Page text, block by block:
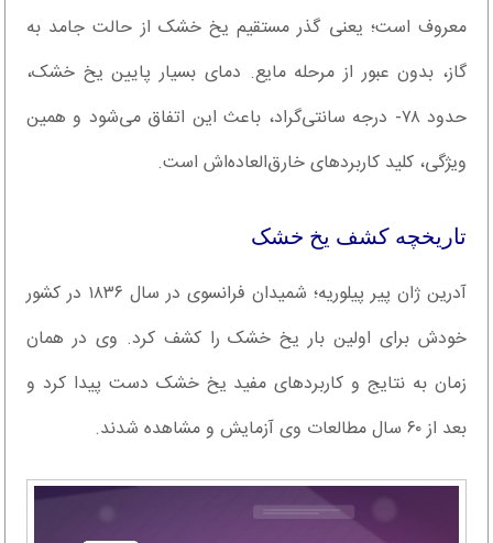
معروف است؛ یعنی گذر مستقیم یخ خشک از حالت جامد به
گاز، بدون عبور از مرحله مایع. دمای بسیار پایین یخ خشک،
حدود ۷۸- درجه سانتی‌گراد، باعث این اتفاق می‌شود و همین
ویژگی،‌ کلید کاربردهای خارق‌العاده‌اش است.
تاریخچه کشف یخ خشک
آدرین ژان پیر پیلوریه؛ شمیدان فرانسوی در سال ۱۸۳۶ در کشور
خودش برای اولین بار یخ خشک را کشف کرد. وی در همان
زمان به نتایج و کاربردهای مفید یخ خشک دست پیدا کرد و
بعد از ۶۰ سال مطالعات وی آزمایش و مشاهده شدند.